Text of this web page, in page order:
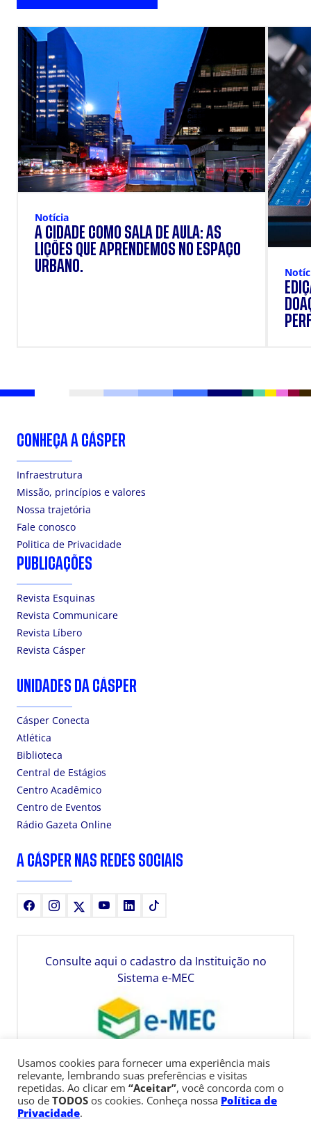
Notícia
A CIDADE COMO SALA DE AULA: AS
LIÇÕES QUE APRENDEMOS NO ESPAÇO
URBANO.
CONHEÇA A CÁSPER
Infraestrutura
Missão, princípios e valores
Nossa trajetória
Fale conosco
Politica de Privacidade
PUBLICAÇÕES
Revista Esquinas
Revista Communicare
Revista Líbero
Revista Cásper
UNIDADES DA CÁSPER
Cásper Conecta
Atlética
Biblioteca
Central de Estágios
Centro Acadêmico
Centro de Eventos
Rádio Gazeta Online
A CÁSPER NAS REDES SOCIAIS
FacebookInstagram YoutubeLinkedIn
Consulte aqui o cadastro da Instituição no
Sistema e-MEC
Usamos cookies para fornecer uma experiência mais
relevante, lembrando suas preferências e visitas
repetidas. Ao clicar em “Aceitar”, você concorda com o
uso de TODOS os cookies. Conheça nossa Política de
Privacidade.